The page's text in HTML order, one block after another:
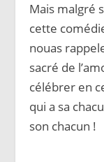
Mais malgré
cette
nouas
sacré de
célébrer en
qui a sa
son chacun !